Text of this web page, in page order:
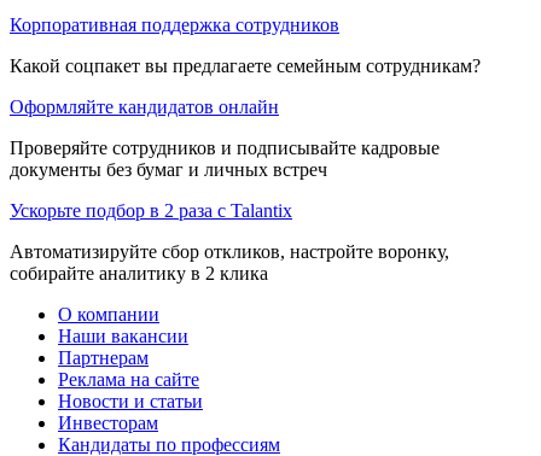
Корпоративная поддержка сотрудников
Какой соцпакет вы предлагаете семейным сотрудникам?
Оформляйте кандидатов онлайн
Проверяйте сотрудников и подписывайте кадровые
документы без бумаг и личных встреч
Ускорьте подбор в 2 раза с Talantix
Автоматизируйте сбор откликов, настройте воронку,
собирайте аналитику в 2 клика
О компании
Наши вакансии
Партнерам
Реклама на сайте
Новости и статьи
Инвесторам
Кандидаты по профессиям